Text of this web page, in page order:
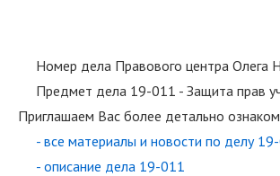
Номер дела Правового центра Олега
Предмет дела 19-011 - Защита прав
Приглашаем Вас более детально
- все материалы и новости по делу
- описание дела 19-011